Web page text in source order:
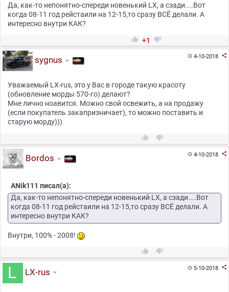
Да, как-то непонятно-спереди новенький LX, а сзади....Вот
когда 08-11 год рейстаили на 12-15,то сразу ВСЁ делали. А
интересно внутри КАК?
 +1 
4-10-2018 
sygnus
Уважаемый LX-rus, это у Вас в городе такую красоту
(обновление морды 570-го) делают?
Мне лично ноавится. Можно свой освежить, а на продажу
(если покупатель закапризничает), то можно поставить и
старую морду)))
 
4-10-2018 
Bordos
ANik111 писал(а):
Да, как-то непонятно-спереди новенький LX, а сзади....Вот
когда 08-11 год рейстаили на 12-15,то сразу ВСЁ делали. А
интересно внутри КАК?
Внутри, 100% - 2008!
 
5-10-2018 
LX-rus